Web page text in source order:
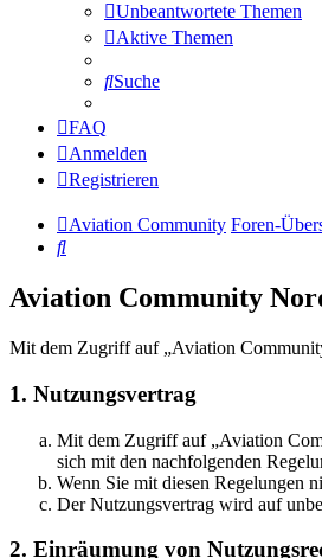
Unbeantwortete Themen
Aktive Themen
Suche
FAQ
Anmelden
Registrieren
Aviation Community Foren-
Suche
Aviation Community
Mit dem Zugriff auf „Aviation
1. Nutzungsvertrag
Mit dem Zugriff auf „Aviation
sich mit den nachfolgenden
Wenn Sie mit diesen Regelungen
Der Nutzungsvertrag wird auf
2. Einräumung von